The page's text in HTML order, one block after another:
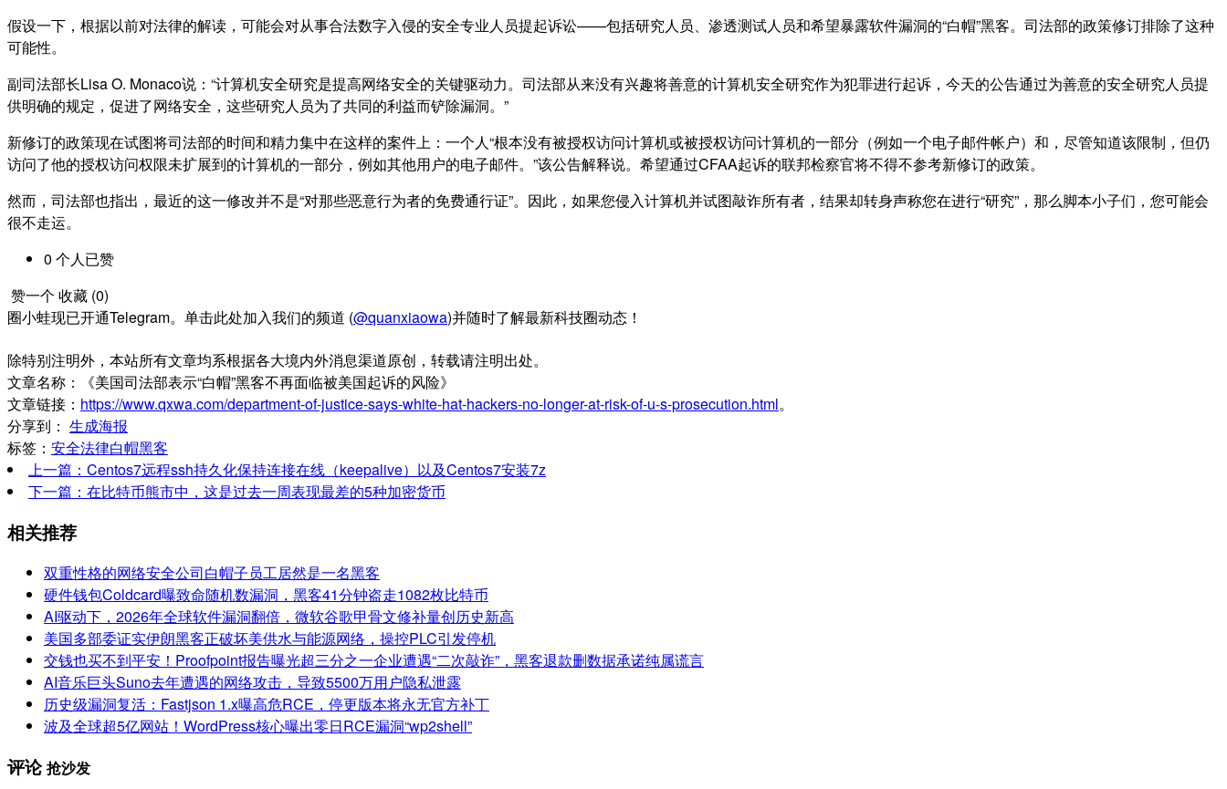
假设一下，根据以前对法律的解读，可能会对从事合法数字入侵的安全专业人员提起诉讼——包括研究人员、渗透测试人员和希望暴露软件漏洞的“白帽”黑客。司法部的政策修订排除了这种
可能性。
副司法部长Lisa O. Monaco说：“计算机安全研究是提高网络安全的关键驱动力。司法部从来没有兴趣将善意的计算机安全研究作为犯罪进行起诉，今天的公告通过为善意的安全研究人员提
供明确的规定，促进了网络安全，这些研究人员为了共同的利益而铲除漏洞。”
新修订的政策现在试图将司法部的时间和精力集中在这样的案件上：一个人“根本没有被授权访问计算机或被授权访问计算机的一部分（例如一个电子邮件帐户）和，尽管知道该限制，但仍
访问了他的授权访问权限未扩展到的计算机的一部分，例如其他用户的电子邮件。”该公告解释说。希望通过CFAA起诉的联邦检察官将不得不参考新修订的政策。
然而，司法部也指出，最近的这一修改并不是“对那些恶意行为者的免费通行证”。因此，如果您侵入计算机并试图敲诈所有者，结果却转身声称您在进行“研究”，那么脚本小子们，您可能会
很不走运。
0 个人已赞
赞一个 收藏 (0)
圈小蛙现已开通Telegram。单击此处加入我们的频道 (@quanxiaowa)并随时了解最新科技圈动态！
除特别注明外，本站所有文章均系根据各大境内外消息渠道原创，转载请注明出处。
文章名称：《美国司法部表示“白帽”黑客不再面临被美国起诉的风险》
文章链接： https://www.qxwa.com/department-of-justice-says-white-hat-hackers-no-longer-at-risk-of-u-s-prosecution.html。
分享到： 生成海报
标签： 安全法律白帽黑客
上一篇：Centos7远程ssh持久化保持连接在线（keepalive）以及Centos7安装7z
下一篇：在比特币熊市中，这是过去一周表现最差的5种加密货币
相关推荐
双重性格的网络安全公司白帽子员工居然是一名黑客
硬件钱包Coldcard曝致命随机数漏洞，黑客41分钟盗走1082枚比特币
AI驱动下，2026年全球软件漏洞翻倍，微软谷歌甲骨文修补量创历史新高
美国多部委证实伊朗黑客正破坏美供水与能源网络，操控PLC引发停机
交钱也买不到平安！Proofpoint报告曝光超三分之一企业遭遇“二次敲诈”，黑客退款删数据承诺纯属谎言
AI音乐巨头Suno去年遭遇的网络攻击，导致5500万用户隐私泄露
历史级漏洞复活：Fastjson 1.x曝高危RCE，停更版本将永无官方补丁
波及全球超5亿网站！WordPress核心曝出零日RCE漏洞“wp2shell”
评论抢沙发